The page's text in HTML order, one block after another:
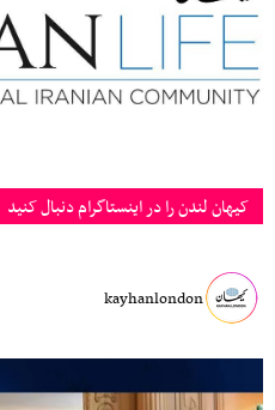
کیهان لندن را در اینستاگرام دنبال کنید
kayhanlondon